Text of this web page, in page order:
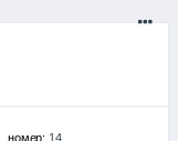
, номер: 14